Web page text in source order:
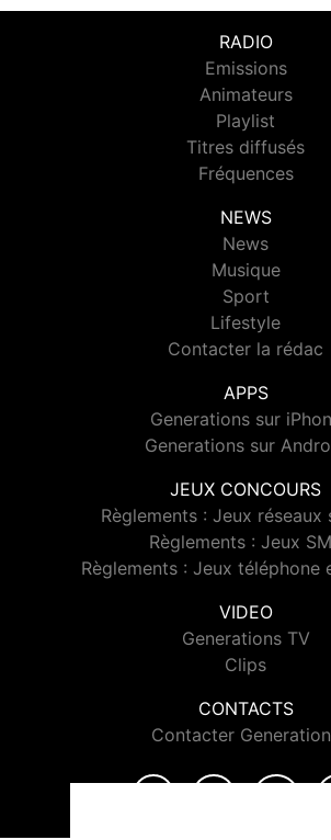
RADIO
Emissions
Animateurs
Playlist
Titres diffusés
Fréquences
NEWS
News
Musique
Sport
Lifestyle
Contacter la rédac
APPS
Generations sur
Generations sur
JEUX CONCOURS
Règlements : Jeux réseaux
Règlements : Jeux
Règlements : Jeux téléphone
VIDEO
Generations TV
Clips
CONTACTS
Contacter